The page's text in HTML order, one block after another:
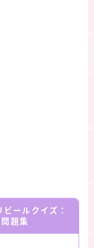
ールクイズ：
題集